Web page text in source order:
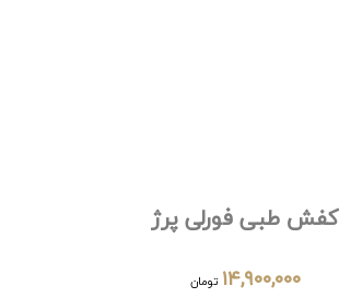
کفش طبی فورلی پرژ
۱۴,۹۰۰,۰۰۰ تومان